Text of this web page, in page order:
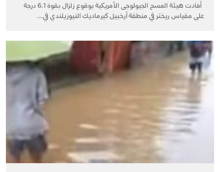
أفادت هيئة المسح الجيولوجى الأمريكية بوقوع زلزال بقوة 6.1 درجة
على مقياس ريختر في منطقة أرخبيل كيرماديك النيوزيلندي في...